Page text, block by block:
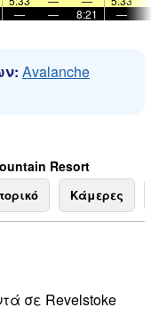
— — 8:21 —
Avalanche
Resort
Κάμερες
σε Revelstoke